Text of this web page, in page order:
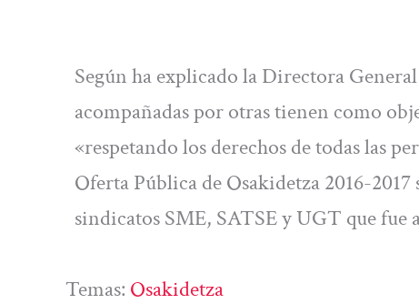
Según ha explicado la Directora
acompañadas por otras tienen como
«respetando los derechos de todas las
Oferta Pública de Osakidetza 2016-
sindicatos SME, SATSE y UGT que
Temas: Osakidetza